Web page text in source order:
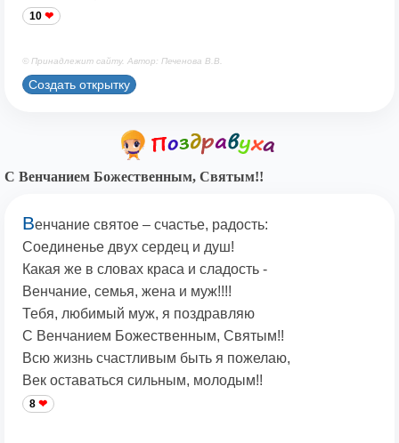
10
© Принадлежит сайту. Автор: Печенова В.В.
Создать открытку
С Венчанием Божественным, Святым!!
Венчание святое – счастье, радость:
Соединенье двух сердец и душ!
Какая же в словах краса и сладость -
Венчание, семья, жена и муж!!!!
Тебя, любимый муж, я поздравляю
С Венчанием Божественным, Святым!!
Всю жизнь счастливым быть я пожелаю,
Век оставаться сильным, молодым!!
8